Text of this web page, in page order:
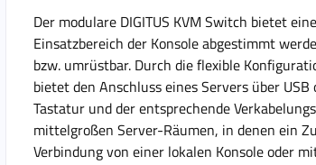
Der modulare DIGITUS KVM Switch bietet
Einsatzbereich der Konsole abgestimmt
bzw. umrüstbar. Durch die flexible
bietet den Anschluss eines Servers über
Tastatur und der entsprechende
mittelgroßen Server-Räumen, in denen ein
Verbindung von einer lokalen Konsole oder